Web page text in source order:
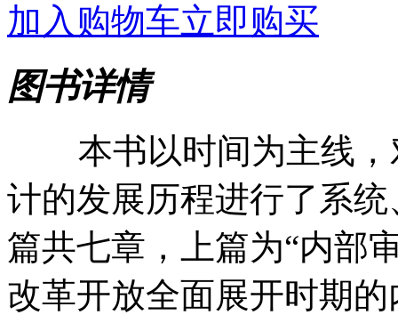
加入购物车立即购买
图书详情
本书以时间为主线，
计的发展历程进行了系
篇共七章，上篇为“内部
改革开放全面展开时期